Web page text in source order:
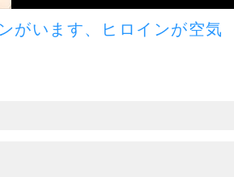
がいます、ヒロインが空気